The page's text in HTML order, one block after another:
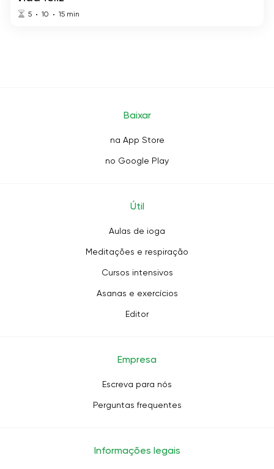
5 10 15 min
Baixar
na App Store
no Google Play
Útil
Aulas de ioga
Meditações e respiração
Cursos intensivos
Asanas e exercícios
Editor
Empresa
Escreva para nós
Perguntas frequentes
Informações legais